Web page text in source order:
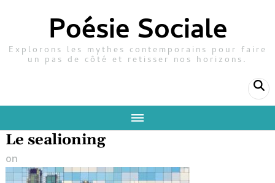
Poésie Sociale
Explorons les mythes contemporains pour faire
un pas de côté et retisser nos horizons.
Le sealioning
on